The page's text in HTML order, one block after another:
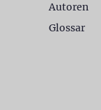
Autoren
Glossar